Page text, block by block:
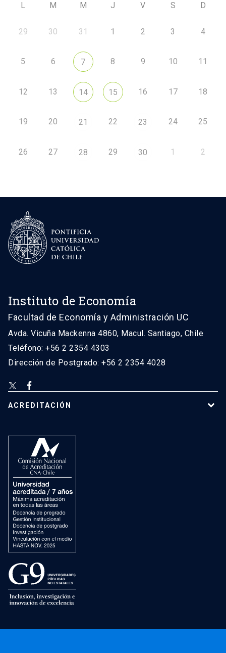
L M M J V S D
29 30 31 1 2 3 4
5 6 7 8 9 10 11
12 13 14 15 16 17 18
19 20 21 22 23 24 25
26 27 28 29 30 1 2
Instituto de Economía
Facultad de Economía y Administración UC
Avda. Vicuña Mackenna 4860, Macul. Santiago, Chile
Teléfono: +56 2 2354 4303
Dirección de Postgrado: +56 2 2354 4028
ACREDITACIÓN